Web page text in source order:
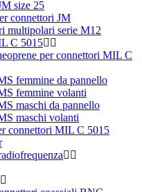
size 25
connettori JM
multipolari serie M12
C 5015
per connettori MIL C
femmine da pannello
femmine volanti
maschi da pannello
maschi volanti
connettori MIL C 5015